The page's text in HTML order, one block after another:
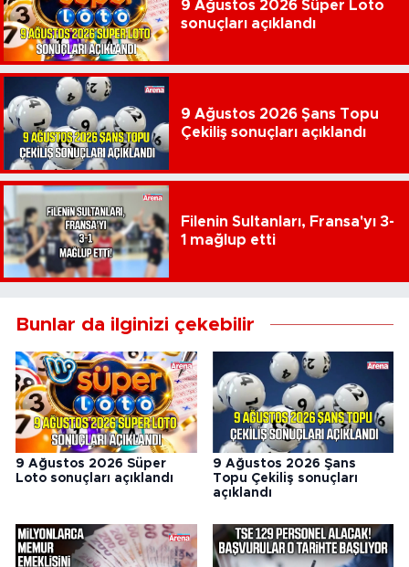
9 Ağustos 2026 Süper Loto
sonuçları açıklandı
9 Ağustos 2026 Şans Topu
Çekiliş sonuçları açıklandı
Filenin Sultanları, Fransa'yı 3-
1 mağlup etti
Bunlar da ilginizi çekebilir
9 Ağustos 2026 Süper
Loto sonuçları açıklandı
9 Ağustos 2026 Şans
Topu Çekiliş sonuçları
açıklandı